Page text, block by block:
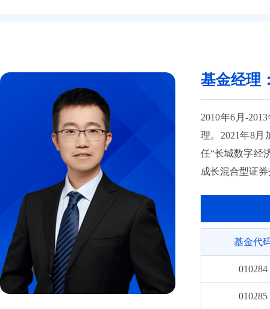
基金经理
2010年6月-
理。2021年8月
任“长城数字经
成长混合型证
基金代
010284
010285